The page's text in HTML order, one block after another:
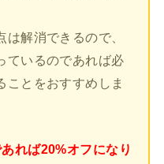
解消できるので、
ているのであれば必
ことをおすすめしま
れば20%オフになり